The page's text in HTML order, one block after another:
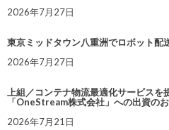
2026年7月27日
東京ミッドタウン八重洲でロボット配
2026年7月27日
上組／コンテナ物流最適化サービスを
「OneStream株式会社」への出資の
2026年7月21日